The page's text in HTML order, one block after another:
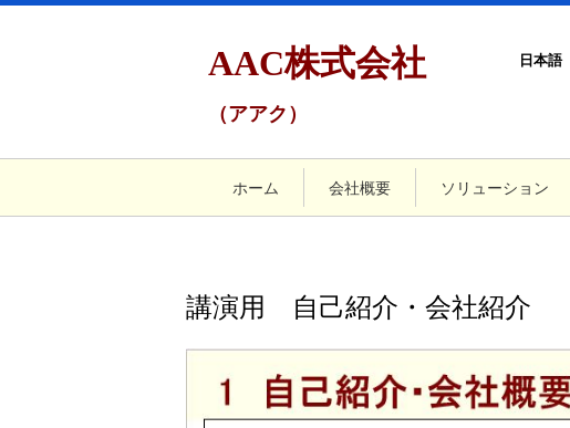
AAC株式会社
（アアク）
日本語
ホーム 会社概要 ソリューション
講演用 自己紹介・会社紹介